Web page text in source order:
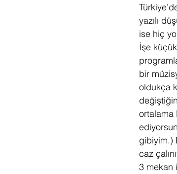
yazılı
ise hiç
İşe
bir
oldukça
ortalama
gibiyim.)
caz
3 mekan